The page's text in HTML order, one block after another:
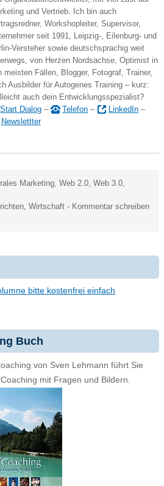
und Vertrieb. Ich bin auch
Workshopleiter, Supervisor,
seit 1991, Leipzig-, Eilenburg- und
Versteher sowie deutschsprachig weit
von Herzen Nordsachse, Optimist in
meisten Fällen, Blogger, Fotograf, Trainer,
Ausbilder für Autogenes Training – kurz:
auch dein Entwicklungsspezialist?
Start Dialog – Telefon – LinkedIn –
Newslettter
Marketing,Web 2.0,Web 3.0,
,Wirtschaft - Kommentar schreiben
bitte kostenfrei einfach
Buch
von Sven Lehmann führt Sie
mit Fragen und Bildern.